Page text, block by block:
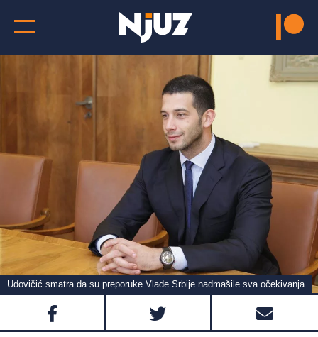
Udovičić smatra da su preporuke Vlade Srbije nadmašile sva očekivanja